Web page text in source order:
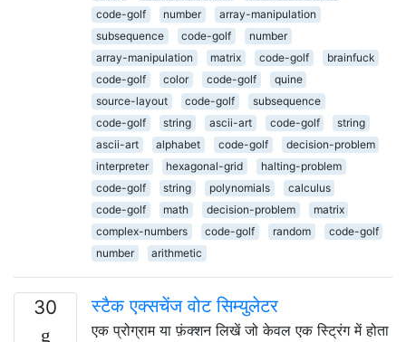
code-golf
number
array-manipulation
subsequence
code-golf
number
array-manipulation
matrix code-golf
brainfuck
code-golf
color code-golf
quine
source-layout
code-golf
subsequence
code-golf
string ascii-art code-golf
string
ascii-art
alphabet code-golf
decision-problem
interpreter
hexagonal-grid
halting-problem
code-golf
string polynomials
calculus
code-golf
math decision-problem
matrix
complex-numbers
code-golf random
code-golf
number
arithmetic
30 स्टैक एक्सचेंज वोट सिम्युलेटर
एक प्रोग्राम या फ़ंक्शन लिखें जो केवल एक स्ट्रिंग में होता